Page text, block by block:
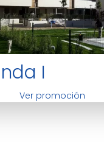
I
Ver promoción